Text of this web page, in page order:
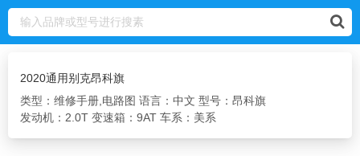
2020通用别克昂科旗
类型：维修手册,电路图 语言：中文 型号：昂科旗
发动机：2.0T 变速箱：9AT 车系：美系